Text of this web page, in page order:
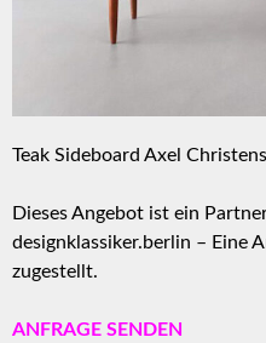
Teak Sideboard Axel
Dieses Angebot ist ein
designklassiker.berlin – Eine
zugestellt.
ANFRAGE SENDEN